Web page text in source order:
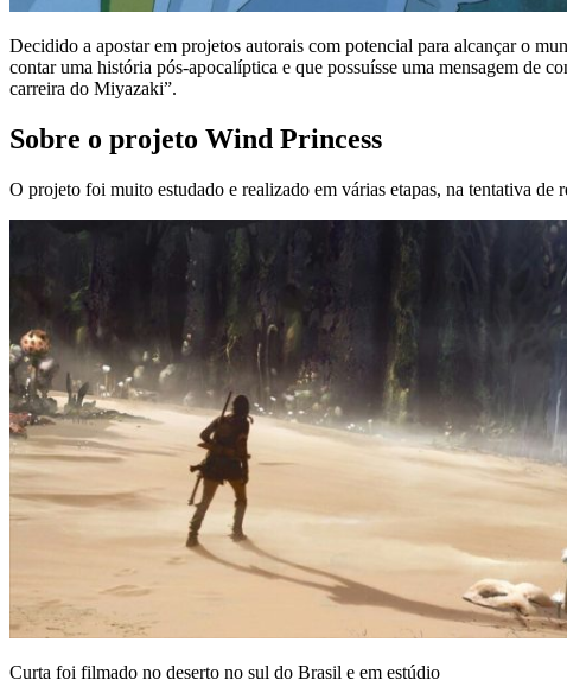
Decidido a apostar em projetos autorais com potencial para alcançar o
contar uma história pós-apocalíptica e que possuísse uma mensagem de
carreira do Miyazaki”.
Sobre o projeto Wind Princess
O projeto foi muito estudado e realizado em várias etapas, na tentativa
Curta foi filmado no deserto no sul do Brasil e em estúdio